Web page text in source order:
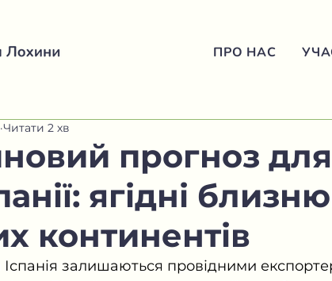
ПРО НАС
прогноз
ягідні
континентів
Читати 2 хв
Іспанія залишаються провідними